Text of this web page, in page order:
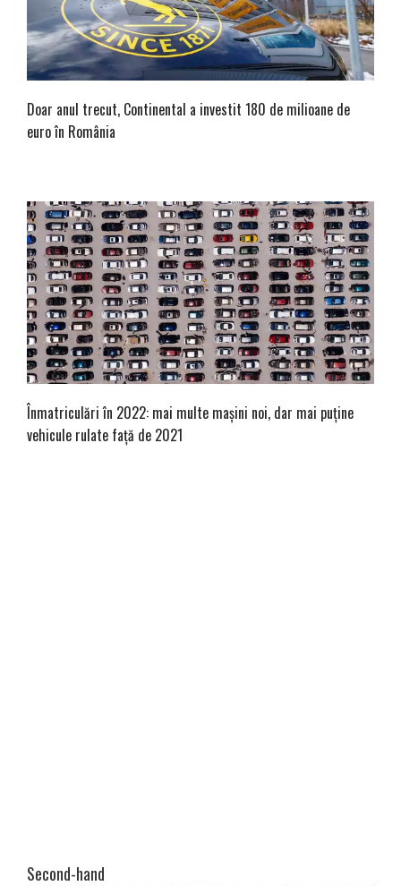
Doar anul trecut, Continental a investit 180 de milioane de
euro în România
Înmatriculări în 2022: mai multe mașini noi, dar mai puține
vehicule rulate față de 2021
Second-hand